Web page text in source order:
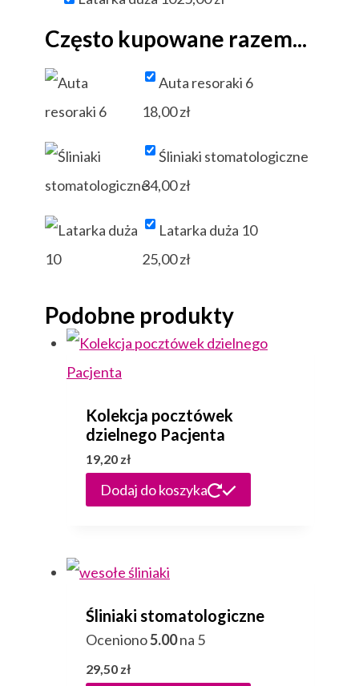
Często kupowane razem...
Auta resoraki 6
18,00zł
Śliniaki stomatologiczne
34,00zł
Latarka duża 10
25,00zł
Podobne produkty
Kolekcja pocztówek
dzielnego Pacjenta
19,20 zł
Dodaj do koszyka
Śliniaki stomatologiczne
Oceniono5.00na 5
29,50 zł